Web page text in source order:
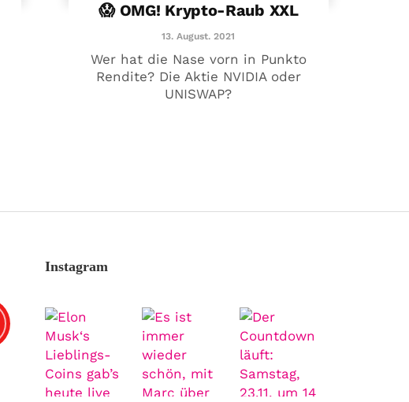
😱 OMG! Krypto-Raub XXL
13. August. 2021
Wer hat die Nase vorn in Punkto
Rendite? Die Aktie NVIDIA oder
UNISWAP?
Instagram